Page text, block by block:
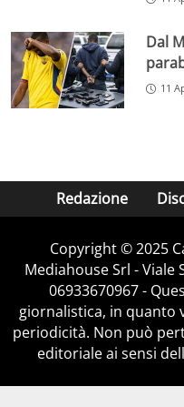
Dal
11
Redazione
Copyright © 2025
Mediahouse Srl - Viale
06933670967 -
giornalistica, in quanto
periodicità. Non può
editoriale ai sensi